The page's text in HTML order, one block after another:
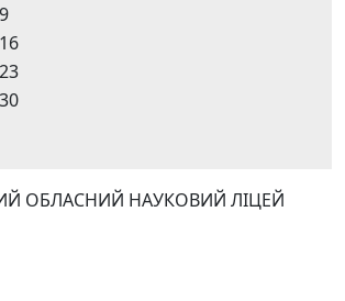
9
16
23
30
ОБЛАСНИЙ НАУКОВИЙ ЛІЦЕЙ